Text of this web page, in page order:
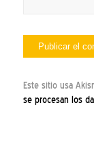
Este sitio usa
se procesan los